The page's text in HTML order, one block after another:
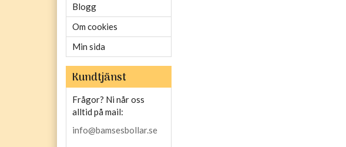
Blogg
Om cookies
Min sida
Kundtjänst
Frågor? Ni når oss
alltid på mail:
info@bamsesbollar.se